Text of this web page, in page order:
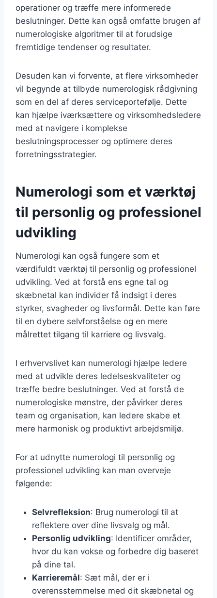
operationer og træffe mere informerede
beslutninger. Dette kan også omfatte brugen af
numerologiske algoritmer til at forudsige
fremtidige tendenser og resultater.
Desuden kan vi forvente, at flere virksomheder
vil begynde at tilbyde numerologisk rådgivning
som en del af deres serviceportefølje. Dette
kan hjælpe iværksættere og virksomhedsledere
med at navigere i komplekse
beslutningsprocesser og optimere deres
forretningsstrategier.
Numerologi som et værktøj
til personlig og professionel
udvikling
Numerologi kan også fungere som et
værdifuldt værktøj til personlig og professionel
udvikling. Ved at forstå ens egne tal og
skæbnetal kan individer få indsigt i deres
styrker, svagheder og livsformål. Dette kan føre
til en dybere selvforståelse og en mere
målrettet tilgang til karriere og livsvalg.
I erhvervslivet kan numerologi hjælpe ledere
med at udvikle deres ledelseskvaliteter og
træffe bedre beslutninger. Ved at forstå de
numerologiske mønstre, der påvirker deres
team og organisation, kan ledere skabe et
mere harmonisk og produktivt arbejdsmiljø.
For at udnytte numerologi til personlig og
professionel udvikling kan man overveje
følgende:
Selvrefleksion: Brug numerologi til at
reflektere over dine livsvalg og mål.
Personlig udvikling: Identificer områder,
hvor du kan vokse og forbedre dig baseret
på dine tal.
Karrieremål: Sæt mål, der er i
overensstemmelse med dit skæbnetal og